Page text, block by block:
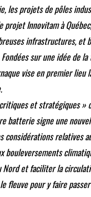
les projets de pôles
projet Innovitam à
infrastructures, et
sur une idée de
vise en premier lieu
et stratégiques
batterie signe une
considérations relatives
bouleversements
et faciliter la
fleuve pour y faire